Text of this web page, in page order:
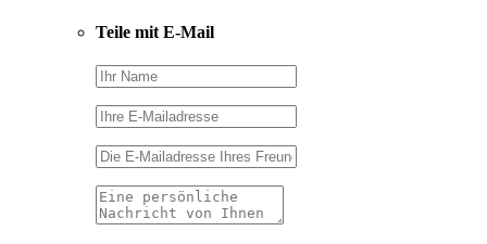
Teile mit E-Mail